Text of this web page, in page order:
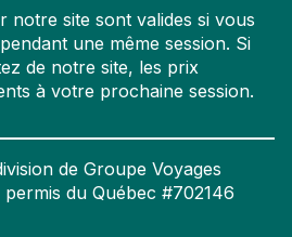
notre site sont valides si vous
une même session. Si
de notre site, les prix
à votre prochaine session.
de Groupe Voyages
du Québec #702146